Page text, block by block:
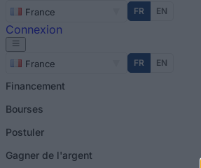
France FR EN
Connexion
France FR EN
Financement
Bourses
Postuler
Gagner de l'argent